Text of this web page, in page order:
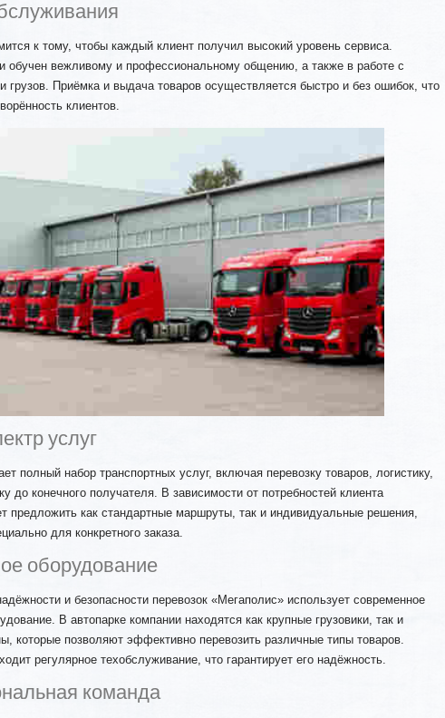
к тому, чтобы каждый клиент получил высокий уровень сервиса.
обучен вежливому и профессиональному общению, а также в работе с
грузов. Приёмка и выдача товаров осуществляется быстро и без ошибок, что
клиентов.
услуг
полный набор транспортных услуг, включая перевозку товаров, логистику,
до конечного получателя. В зависимости от потребностей клиента
предложить как стандартные маршруты, так и индивидуальные решения,
для конкретного заказа.
оборудование
и безопасности перевозок «Мегаполис» использует современное
В автопарке компании находятся как крупные грузовики, так и
которые позволяют эффективно перевозить различные типы товаров.
регулярное техобслуживание, что гарантирует его надёжность.
команда